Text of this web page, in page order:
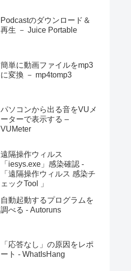
Podcastのダウンロード＆
再生 － Juice Portable
簡単に動画ファイルをmp3
に変換 － mp4tomp3
パソコンから出る音をVUメ
ーターで表示する –
VUMeter
遠隔操作ウィルス
「iesys.exe」感染確認 -
「遠隔操作ウィルス 感染チ
ェックTool 」
自動起動するプログラムを
調べる - Autoruns
「応答なし」の原因をレポ
ート - WhatIsHang